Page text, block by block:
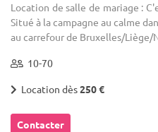
Location de salle de mariage :
Situé à la campagne au calme
au carrefour de Bruxelles/Liège/
10-70
Location dès250 €
Contacter